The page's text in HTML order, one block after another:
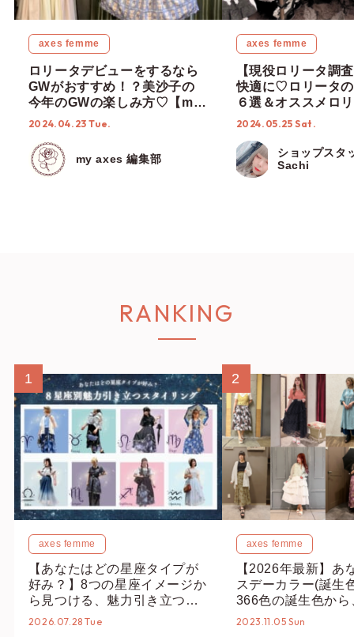
axes femme
ロリータデビューをするなら
GWがおすすめ！？美沙子の
今年のGWの楽しみ方♡【my
axes × 青木美沙子さん連載
2024.04.23 Tue.
my axes 編集部
axes femme
【現役ロリータ調
快適に♡ロリータ
６選＆オススメロ
【ショップスタッ
2024.05.25 Sat.
ショップスタ
Sachi
RANKING
1
axes femme
【あなたはどの星座タイプが
好み？】8つの星座イメージか
ら見つける、魅力引き立つス
タイリング♡
2026.07.28 Tue
2
axes femme
【2026年最新】あ
スデーカラー(誕生
366色の誕生色から
誕生色、バースデ
2023.11.05 Sun